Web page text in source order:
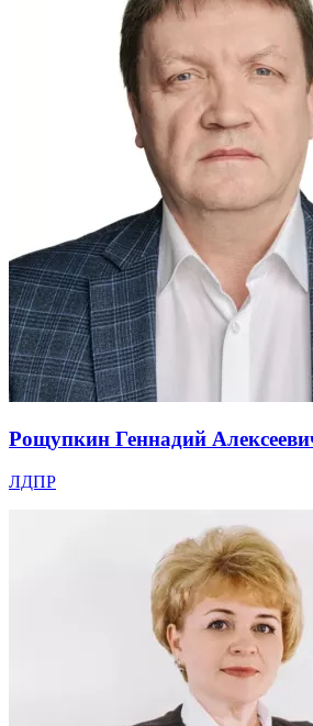
Рощупкин Геннадий
ЛДПР